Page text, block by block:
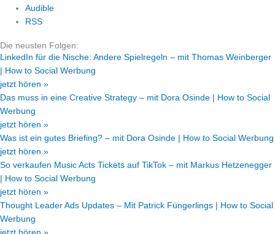
Audible
RSS
Die neusten Folgen:
LinkedIn für die Nische: Andere Spielregeln – mit Thomas Weinberger
| How to Social Werbung
jetzt hören »
Das muss in eine Creative Strategy – mit Dora Osinde | How to Social
Werbung
jetzt hören »
Was ist ein gutes Briefing? – mit Dora Osinde | How to Social Werbung
jetzt hören »
So verkaufen Music Acts Tickets auf TikTok – mit Markus Hetzenegger
| How to Social Werbung
jetzt hören »
Thought Leader Ads Updates – Mit Patrick Füngerlings | How to Social
Werbung